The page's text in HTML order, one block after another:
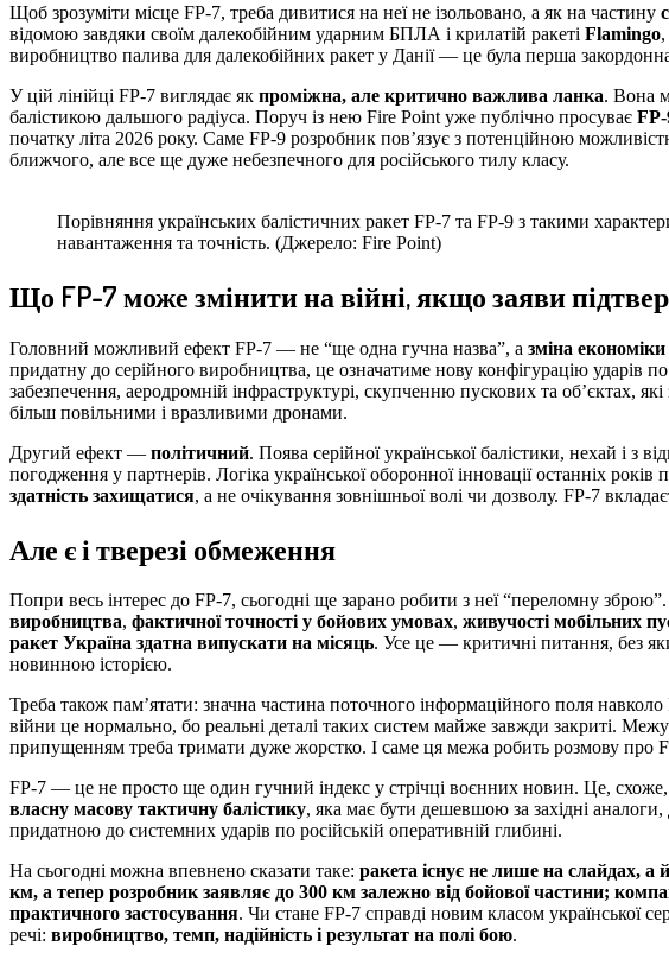
Щоб зрозуміти місце FP-7, треба дивитися на неї не ізольовано, а як на частину
відомою завдяки своїм далекобійним ударним БПЛА і крилатій ракеті Flamingo
виробництво палива для далекобійних ракет у Данії — це була перша закордонна
У цій лінійці FP-7 виглядає як проміжна, але критично важлива ланка. Вона
балістикою дальшого радіуса. Поруч із нею Fire Point уже публічно просуває
початку літа 2026 року. Саме FP-9 розробник пов’язує з потенційною
ближчого, але все ще дуже небезпечного для російського тилу класу.
Порівняння українських балістичних ракет FP-7 та FP-9 з такими
навантаження та точність. (Джерело: Fire Point)
Що FP-7 може змінити на війні, якщо заяви
Головний можливий ефект FP-7 — не “ще одна гучна назва”, а зміна економіки
придатну до серійного виробництва, це означатиме нову конфігурацію ударів
забезпечення, аеродромній інфраструктурі, скупченню пускових та об’єктах,
більш повільними і вразливими дронами.
Другий ефект — політичний. Поява серійної української балістики, нехай і з
погодження у партнерів. Логіка української оборонної інновації останніх років
здатність захищатися, а не очікування зовнішньої волі чи дозволу. FP-7
Але є і тверезі обмеження
Попри весь інтерес до FP-7, сьогодні ще зарано робити з неї “переломну
виробництва, фактичної точності у бойових умовах, живучості мобільних
ракет Україна здатна випускати на місяць. Усе це — критичні питання, без
новинною історією.
Треба також пам’ятати: значна частина поточного інформаційного поля
війни це нормально, бо реальні деталі таких систем майже завжди закриті.
припущенням треба тримати дуже жорстко. І саме ця межа робить розмову про
FP-7 — це не просто ще один гучний індекс у стрічці воєнних новин. Це, схоже,
власну масову тактичну балістику, яка має бути дешевшою за західні
придатною до системних ударів по російській оперативній глибині.
На сьогодні можна впевнено сказати таке: ракета існує не лише на слайдах, а
км, а тепер розробник заявляє до 300 км залежно від бойової частини;
практичного застосування. Чи стане FP-7 справді новим класом української
речі: виробництво, темп, надійність і результат на полі бою.